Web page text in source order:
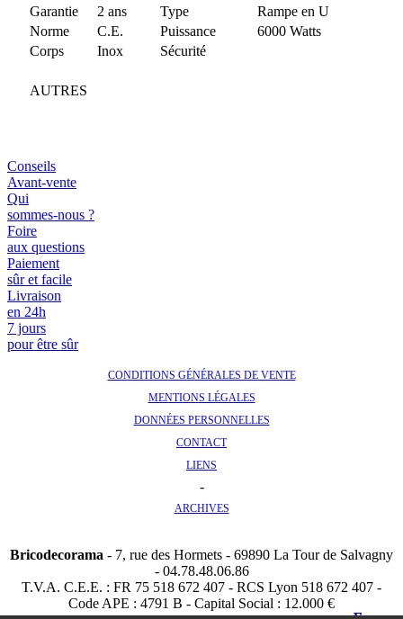
Garantie
2 ans Type
Rampe en U
Norme
C.E. Puissance
6000 Watts
Corps
Inox Sécurité
AUTRES
Conseils
Avant-vente
Qui
sommes-nous ?
Foire
aux questions
Paiement
sûr et facile
Livraison
en 24h
7 jours
pour être sûr
CONDITIONS GÉNÉRALES DE VENTE
MENTIONS LÉGALES
DONNÉES PERSONNELLES
CONTACT
LIENS
-
ARCHIVES
Bricodecorama - 7, rue des Hormets - 69890 La Tour de Salvagny
- 04.78.48.06.86
T.V.A. C.E.E. : FR 75 518 672 407 - RCS Lyon 518 672 407 -
Code APE : 4791 B - Capital Social : 12.000 €